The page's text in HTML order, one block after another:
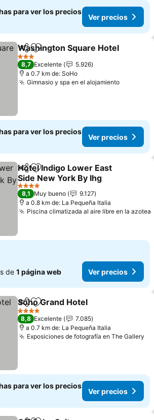
para ver los precios
Ver precios
CompartirAñadir a favoritos
Washington Square Hotel
3 Estrellas
8,7 Excelente
5.926
a 0.7 km de: SoHo
Gimnasio y spa en el alojamientoVer
para ver los precios
Ver precios
CompartirAñadir a favoritos
Hotel Indigo Lower East
Side New York By Ihg
Ver precios
4 Estrellas
8,1 Muy bueno
9.127
a 0.8 km de: La Pequeña Italia
Piscina climatizada al aire libre en la azotea
de 1 página web Ver precios
CompartirAñadir a favoritos
Soho Grand Hotel
4 Estrellas
8,8 Excelente
7.085
a 0.7 km de: La Pequeña Italia
Exposiciones de fotografía en The Gallery
para ver los precios
Ver precios